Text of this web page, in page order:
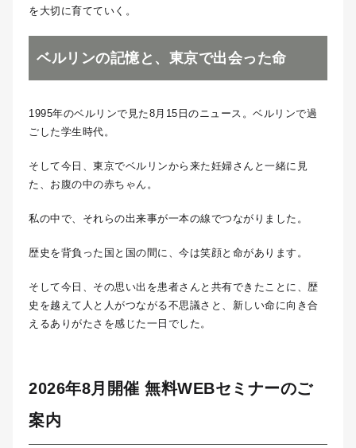
を大切に育てていく。
ベルリンの記憶と、東京で出会った命
1995年のベルリンで見た8月15日のニュース。ベルリンで過
ごした学生時代。
そして今日、東京でベルリンから来た妊婦さんと一緒に見
た、お腹の中の赤ちゃん。
私の中で、それらの出来事が一本の線でつながりました。
歴史を背負った国と国の間に、今は笑顔と命があります。
そして今日、その思い出を患者さんと共有できたことに、歴
史を越えて人と人がつながる不思議さと、新しい命に向き合
えるありがたさを感じた一日でした。
2026年8月開催 無料WEBセミナーのご
案内